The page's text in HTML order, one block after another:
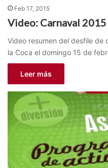
Feb 17, 2015
Video: Carnaval
Video resumen del desfile de
la Coca el domingo 15 de
Leer más